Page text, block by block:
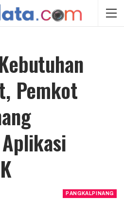
Pemkot
PANGKALPINANG